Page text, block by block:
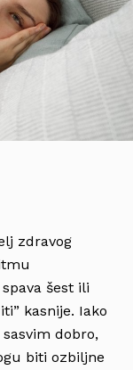
zdravog
šest ili
kasnije. Iako
dobro,
biti ozbiljne